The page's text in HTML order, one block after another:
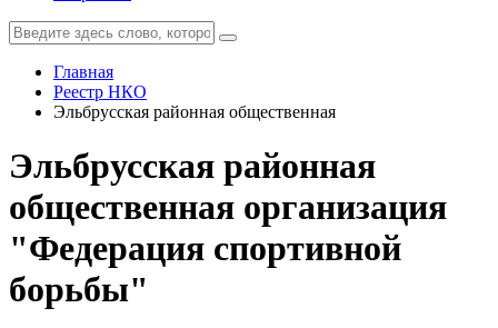
Главная
Реестр НКО
Эльбрусская районная общественная
Эльбрусская районная
общественная организация
"Федерация спортивной
борьбы"